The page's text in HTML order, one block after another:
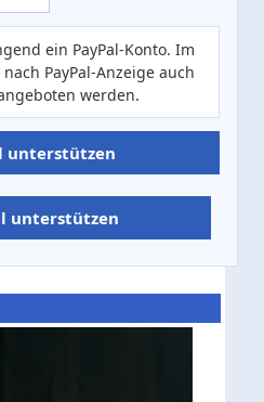
ein PayPal-Konto. Im
PayPal-Anzeige auch
werden.
unterstützen
unterstützen